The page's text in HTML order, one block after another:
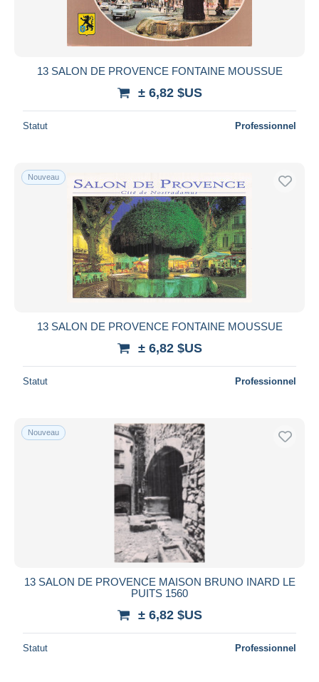
13 SALON DE PROVENCE FONTAINE MOUSSUE
± 6,82 $US
Statut Professionnel
Nouveau
13 SALON DE PROVENCE FONTAINE MOUSSUE
± 6,82 $US
Statut Professionnel
Nouveau
13 SALON DE PROVENCE MAISON BRUNO INARD LE
PUITS 1560
± 6,82 $US
Statut Professionnel